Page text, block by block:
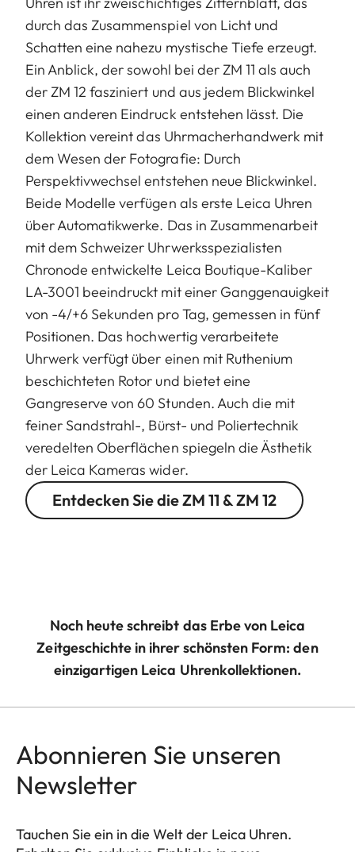
durch das Zusammenspiel von Licht und
Schatten eine nahezu mystische Tiefe erzeugt.
Ein Anblick, der sowohl bei der ZM 11 als auch
der ZM 12 fasziniert und aus jedem Blickwinkel
einen anderen Eindruck entstehen lässt. Die
Kollektion vereint das Uhrmacherhandwerk mit
dem Wesen der Fotografie: Durch
Perspektivwechsel entstehen neue Blickwinkel.
Beide Modelle verfügen als erste Leica Uhren
über Automatikwerke. Das in Zusammenarbeit
mit dem Schweizer Uhrwerksspezialisten
Chronode entwickelte Leica Boutique-Kaliber
LA-3001 beeindruckt mit einer Ganggenauigkeit
von -4/+6 Sekunden pro Tag, gemessen in fünf
Positionen. Das hochwertig verarbeitete
Uhrwerk verfügt über einen mit Ruthenium
beschichteten Rotor und bietet eine
Gangreserve von 60 Stunden. Auch die mit
feiner Sandstrahl-, Bürst- und Poliertechnik
veredelten Oberflächen spiegeln die Ästhetik
der Leica Kameras wider.
Entdecken Sie die ZM 11 & ZM 12
Noch heute schreibt das Erbe von Leica
Zeitgeschichte in ihrer schönsten Form: den
einzigartigen Leica Uhrenkollektionen.
Abonnieren Sie unseren
Newsletter
Tauchen Sie ein in die Welt der Leica Uhren.